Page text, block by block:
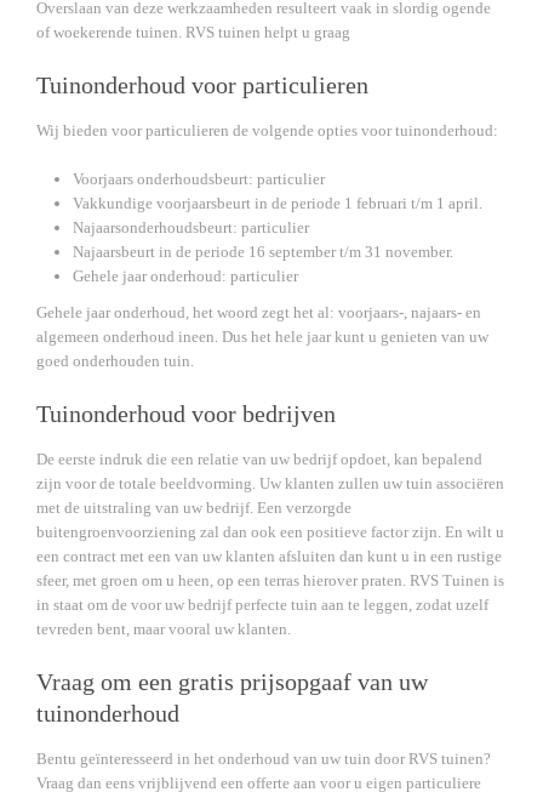
Overslaan van deze werkzaamheden resulteert vaak in slordig ogende
of woekerende tuinen. RVS tuinen helpt u graag
Tuinonderhoud voor particulieren
Wij bieden voor particulieren de volgende opties voor tuinonderhoud:
Voorjaars onderhoudsbeurt: particulier
Vakkundige voorjaarsbeurt in de periode 1 februari t/m 1 april.
Najaarsonderhoudsbeurt: particulier
Najaarsbeurt in de periode 16 september t/m 31 november.
Gehele jaar onderhoud: particulier
Gehele jaar onderhoud, het woord zegt het al: voorjaars-, najaars- en
algemeen onderhoud ineen. Dus het hele jaar kunt u genieten van uw
goed onderhouden tuin.
Tuinonderhoud voor bedrijven
De eerste indruk die een relatie van uw bedrijf opdoet, kan bepalend
zijn voor de totale beeldvorming. Uw klanten zullen uw tuin associëren
met de uitstraling van uw bedrijf. Een verzorgde
buitengroenvoorziening zal dan ook een positieve factor zijn. En wilt u
een contract met een van uw klanten afsluiten dan kunt u in een rustige
sfeer, met groen om u heen, op een terras hierover praten. RVS Tuinen is
in staat om de voor uw bedrijf perfecte tuin aan te leggen, zodat uzelf
tevreden bent, maar vooral uw klanten.
Vraag om een gratis prijsopgaaf van uw
tuinonderhoud
Bentu geïnteresseerd in het onderhoud van uw tuin door RVS tuinen?
Vraag dan eens vrijblijvend een offerte aan voor u eigen particuliere